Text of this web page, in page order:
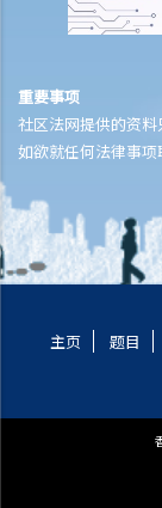
重要事项
社区法网提供的资
如欲就任何法律事项
主页 题目